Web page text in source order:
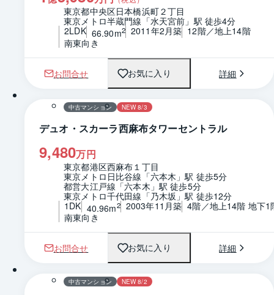
東京都中央区日本橋浜町２丁目
東京メトロ半蔵門線「水天宮前」駅 徒歩4分
2LDK 66.90m2 2011年2月築 12階／地上14階
南東向き
お問合せ お気に入り 詳細
1 / 0 間取り
中古マンション NEW 8/3
デュオ・スカーラ西麻布タワーセントラル
9,480万円
東京都港区西麻布１丁目
東京メトロ日比谷線「六本木」駅 徒歩5分
都営大江戸線「六本木」駅 徒歩5分
東京メトロ千代田線「乃木坂」駅 徒歩12分
1DK 40.96m2 2003年11月築 4階／地上14階 地下1
南東向き
お問合せ お気に入り 詳細
1 / 0 間取り
中古マンション NEW 8/2